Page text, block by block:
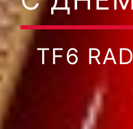
TF6